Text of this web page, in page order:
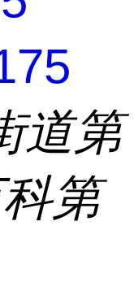
道第
第